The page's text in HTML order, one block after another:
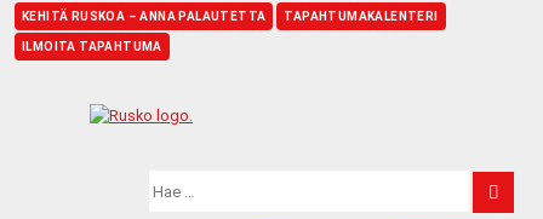
KEHITÄ RUSKOA – ANNA PALAUTETTA TAPAHTUMAKALENTERI
ILMOITA TAPAHTUMA
Hae: